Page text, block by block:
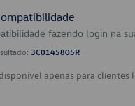
fazendo login na
3C0145805R
apenas para clientes